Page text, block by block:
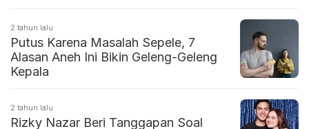
2 tahun lalu
Putus Karena Masalah Sepele, 7
Alasan Aneh Ini Bikin Geleng-Geleng
Kepala
2 tahun lalu
Rizky Nazar Beri Tanggapan Soal